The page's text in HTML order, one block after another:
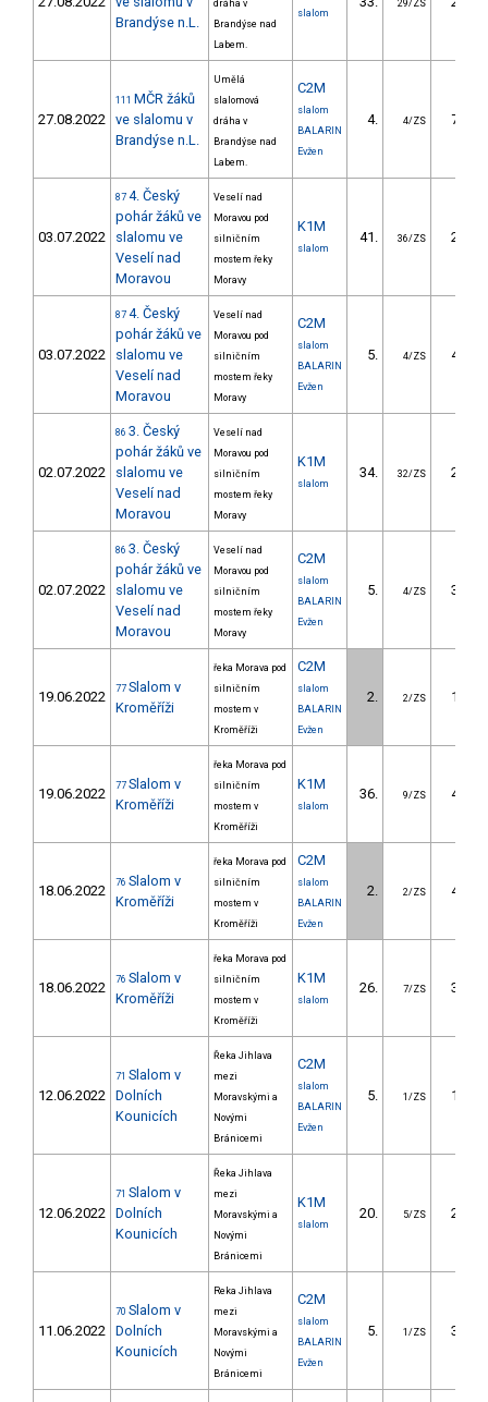
Brandýse n.L.
dráha v
Brandýse nad
Labem.
slalom
29/ZS
27.08.2022
111 MČR žáků
ve slalomu v
Brandýse n.L.
Umělá
slalomová
dráha v
Brandýse nad
Labem.
C2M
slalom
BALARIN
Evžen
4. 4/ZS 71.53
03.07.2022
87 4. Český
pohár žáků ve
slalomu ve
Veselí nad
Moravou
Veselí nad
Moravou pod
silničním
mostem řeky
Moravy
K1M
slalom
41. 36/ZS 29.90
03.07.2022
87 4. Český
pohár žáků ve
slalomu ve
Veselí nad
Moravou
Veselí nad
Moravou pod
silničním
mostem řeky
Moravy
C2M
slalom
BALARIN
Evžen
5. 4/ZS 43.36
02.07.2022
86 3. Český
pohár žáků ve
slalomu ve
Veselí nad
Moravou
Veselí nad
Moravou pod
silničním
mostem řeky
Moravy
K1M
slalom
34. 32/ZS 21.61
02.07.2022
86 3. Český
pohár žáků ve
slalomu ve
Veselí nad
Moravou
Veselí nad
Moravou pod
silničním
mostem řeky
Moravy
C2M
slalom
BALARIN
Evžen
5. 4/ZS 34.77
19.06.2022 77 Slalom v
Kroměříži
řeka Morava pod
silničním
mostem v
Kroměříži
C2M
slalom
BALARIN
Evžen
2. 2/ZS 19.50
19.06.2022 77 Slalom v
Kroměříži
řeka Morava pod
silničním
mostem v
Kroměříži
K1M
slalom
36. 9/ZS 40.90
18.06.2022 76 Slalom v
Kroměříži
řeka Morava pod
silničním
mostem v
Kroměříži
C2M
slalom
BALARIN
Evžen
2. 2/ZS 49.30
18.06.2022 76 Slalom v
Kroměříži
řeka Morava pod
silničním
mostem v
Kroměříži
K1M
slalom
26. 7/ZS 33.90
12.06.2022
71 Slalom v
Dolních
Kounicích
Řeka Jihlava
mezi
Moravskými a
Novými
Bránicemi
C2M
slalom
BALARIN
Evžen
5. 1/ZS 16.97
12.06.2022
71 Slalom v
Dolních
Kounicích
Řeka Jihlava
mezi
Moravskými a
Novými
Bránicemi
K1M
slalom
20. 5/ZS 21.96
11.06.2022
70 Slalom v
Dolních
Kounicích
Reka Jihlava
mezi
Moravskými a
Novými
Bránicemi
C2M
slalom
BALARIN
Evžen
5. 1/ZS 35.97